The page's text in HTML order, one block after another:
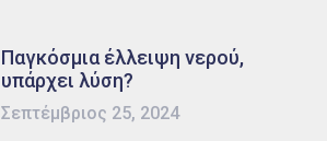
Παγκόσμια έλλειψη νερού,
υπάρχει λύση?
Σεπτέμβριος 25, 2024